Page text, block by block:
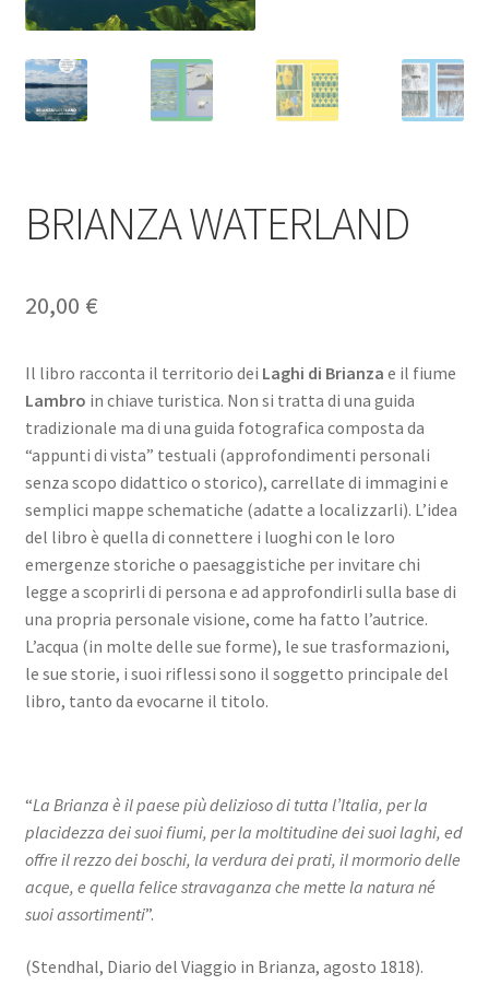
BRIANZA WATERLAND
20,00 €
Il libro racconta il territorio dei Laghi di Brianza e il fiume
Lambro in chiave turistica. Non si tratta di una guida
tradizionale ma di una guida fotografica composta da
“appunti di vista” testuali (approfondimenti personali
senza scopo didattico o storico), carrellate di immagini e
semplici mappe schematiche (adatte a localizzarli). L’idea
del libro è quella di connettere i luoghi con le loro
emergenze storiche o paesaggistiche per invitare chi
legge a scoprirli di persona e ad approfondirli sulla base di
una propria personale visione, come ha fatto l’autrice.
L’acqua (in molte delle sue forme), le sue trasformazioni,
le sue storie, i suoi riflessi sono il soggetto principale del
libro, tanto da evocarne il titolo.
“La Brianza è il paese più delizioso di tutta l’Italia, per la
placidezza dei suoi fiumi, per la moltitudine dei suoi laghi, ed
offre il rezzo dei boschi, la verdura dei prati, il mormorio delle
acque, e quella felice stravaganza che mette la natura né
suoi assortimenti”.
(Stendhal, Diario del Viaggio in Brianza, agosto 1818).